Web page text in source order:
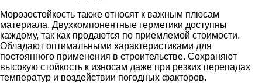
Морозостойкость также относят к важным плюсам
материала. Двухкомпонентные герметики доступны
каждому, так как продаются по приемлемой стоимости.
Обладают оптимальными характеристиками для
постоянного применения в строительстве. Сохраняют
высокую стойкость к износам даже при резких перепадах
температур и воздействии погодных факторов.